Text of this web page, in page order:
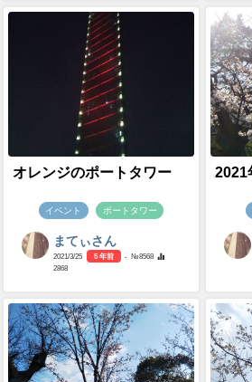
オレンジのポートタワー
イベント ポートタワー
まてぃさん
2021/3/25 5 年前
- №8568
2868
2021